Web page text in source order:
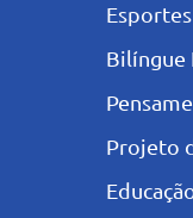
Esportes
Bilíngue
Projeto